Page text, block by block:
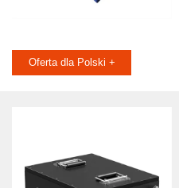
Oferta dla Polski +